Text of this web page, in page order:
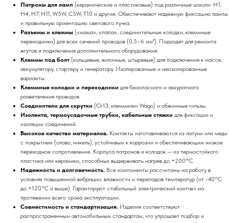
Патроны для ламп (керамические и пластиковые) под различные цоколи: H1,
H4, H7, H11, W5W, C5W, T10 и другие. Обеспечивают надежную фиксацию лампы
и правильную ориентацию светового пучка.
Разъемы и клеммы («мама», «папа», соединительные колодки, клеммные
переходники) для всех сечений проводов (0.5–6 мм²). Подходят для ремонта
жгутов и подключения дополнительного оборудования.
Клеммы под болт (кольцевые, вилочные, штыревые) для подключения к массе,
аккумулятору, стартеру и генератору. Изолированные и неизолированные
варианты.
Клеммные колодки и переходники для безопасного и аккуратного
разветвления проводов.
Соединители для скрутки (СИЗ, клеммники Wago) и обжимные гильзы.
Изолента, термоусадочные трубки, кабельные стяжки для фиксации и
изоляции соединений.
Высокое качество материалов. Контакты изготавливаются из латуни или меди
с покрытием (олово, никель), устойчивым к коррозии и обеспечивающим низкое
переходное сопротивление. Корпуса патронов и колодок — из термостойкого
пластика или керамики, способных выдерживать нагрев до +200°C.
Надежность и долговечность. Все компоненты рассчитаны на работу в
условиях повышенной вибрации, влажности и перепадов температур (от -40°C
до +120°C и выше). Гарантируют стабильный электрический контакт на
протяжении всего срока эксплуатации.
Совместимость и стандартизация. Изделия соответствуют
распространенным автомобильным стандартам, что упрощает подбор и